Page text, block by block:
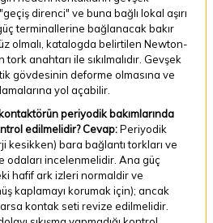
direnci" ve buna bağlı lokal aşırı
terminallerine bağlanacak bakır
olmalı, katalogda belirtilen Newton-
anahtarı ile sıkılmalıdır. Gevşek
gövdesinin deforme olmasına ve
yol açabilir.
periyodik bakımlarında
edilmelidir?Cevap:Periyodik
kesikken) bara bağlantı torkları ve
odaları incelenmelidir. Ana güç
hafif ark izleri normaldir ve
kaplamayı korumak için); ancak
kontak seti revize edilmelidir.